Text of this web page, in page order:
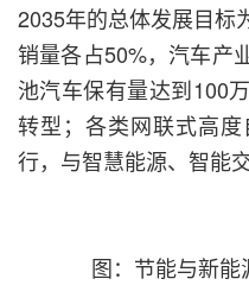
2035年的总体发展目标
销量各占50%，汽车产
池汽车保有量达到100
转型；各类网联式高
行，与智慧能源、智能
图：节能与新